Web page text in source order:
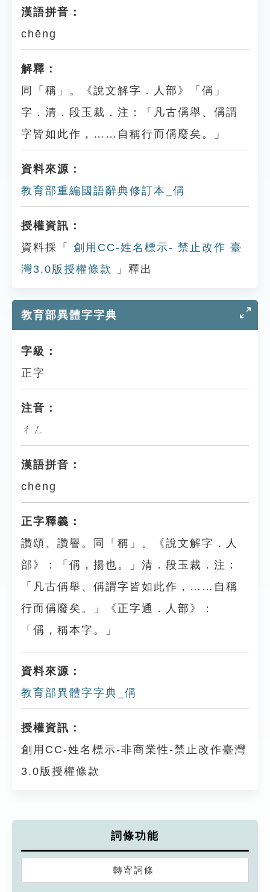
漢語拼音：
chēng
解釋：
同「稱」。《說文解字．人部》「偁」
字．清．段玉裁．注：「凡古偁舉、偁謂
字皆如此作，……自稱行而偁廢矣。」
資料來源：
教育部重編國語辭典修訂本_偁
授權資訊：
資料採「
創用CC-姓名標示- 禁止改作 臺
灣3.0版授權條款
」釋出
教育部異體字字典
字級：
正字
注音：
ㄔㄥ
漢語拼音：
chēng
正字釋義：
讚頌、讚譽。同「稱」。《說文解字．人
部》：「偁，揚也。」清．段玉裁．注：
「凡古偁舉、偁謂字皆如此作，……自稱
行而偁廢矣。」《正字通．人部》：
「偁，稱本字。」
資料來源：
教育部異體字字典_偁
授權資訊：
創用CC-姓名標示-非商業性-禁止改作臺灣
3.0版授權條款
詞條功能
轉寄詞條